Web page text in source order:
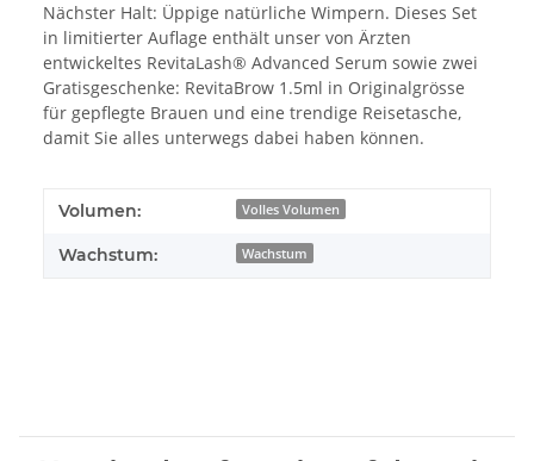
Nächster Halt: Üppige natürliche Wimpern. Dieses Set
in limitierter Auflage enthält unser von Ärzten
entwickeltes RevitaLash® Advanced Serum sowie zwei
Gratisgeschenke: RevitaBrow 1.5ml in Originalgrösse
für gepflegte Brauen und eine trendige Reisetasche,
damit Sie alles unterwegs dabei haben können.
Volumen: Volles Volumen
Wachstum: Wachstum